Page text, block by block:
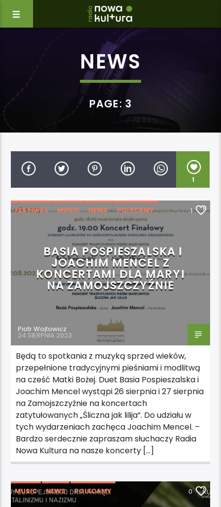
NEWS
PAGE: 3
1
FESTIWAL MUSIC NEWS
POLECAMY
WYDARZENIA
1
BASIA POSPIESZALSKA I
JOACHIM MENCEL Z
KONCERTAMI DLA MARYI
NA ZAMOJSZCZYŹNIE
Piotr Wojtowicz
24 SIERPNIA 2023
Będą to spotkania z muzyką sprzed wieków,
przepełnione tradycyjnymi pieśniami i modlitwą
na cześć Matki Bożej. Duet Basia Pospieszalska i
Joachim Mencel wystąpi 26 sierpnia i 27 sierpnia
na Zamojszczyźnie na koncertach
zatytułowanych „Śliczna jak lilija”. Do udziału w
tych wydarzeniach zachęca Joachim Mencel. –
Bardzo serdecznie zapraszam słuchaczy Radia
Nowa Kultura na nasze koncerty […]
MUSIC NEWS
POLECAMY
0